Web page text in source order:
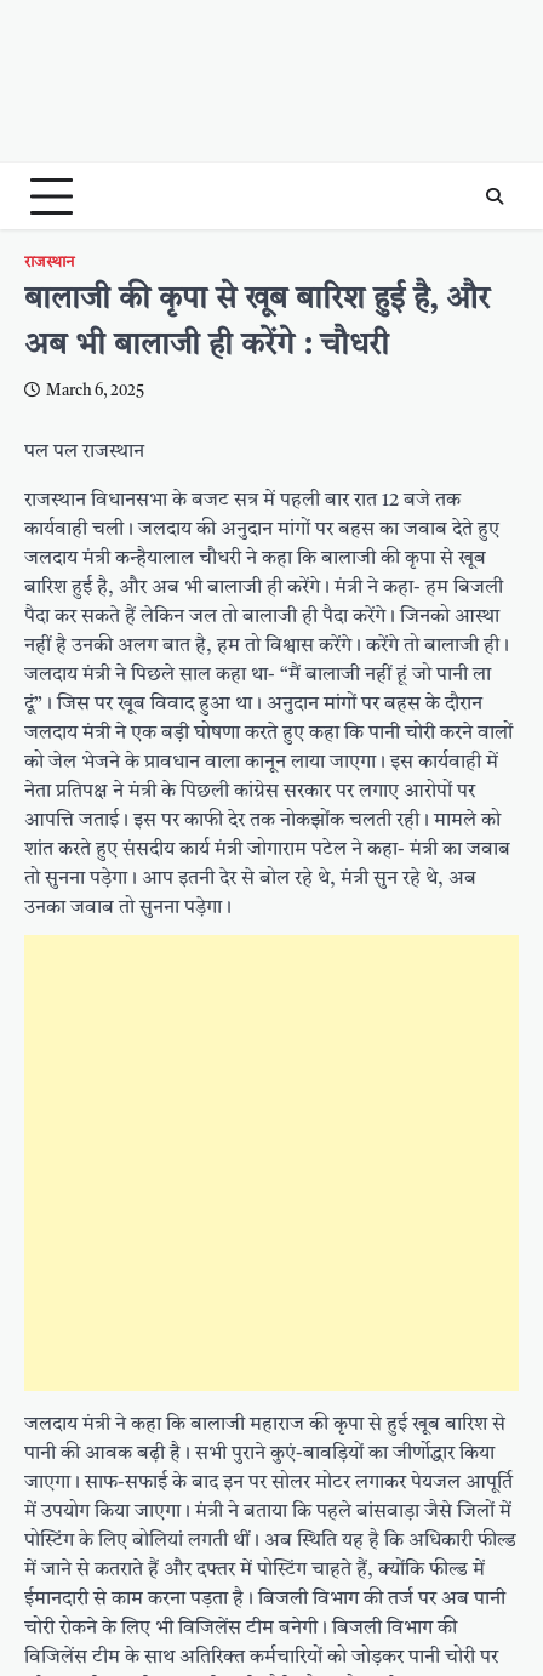
राजस्थान
बालाजी की कृपा से खूब बारिश हुई है, और
अब भी बालाजी ही करेंगे : चौधरी
March 6, 2025
पल पल राजस्थान
राजस्थान विधानसभा के बजट सत्र में पहली बार रात 12 बजे तक
कार्यवाही चली। जलदाय की अनुदान मांगों पर बहस का जवाब देते हुए
जलदाय मंत्री कन्हैयालाल चौधरी ने कहा कि बालाजी की कृपा से खूब
बारिश हुई है, और अब भी बालाजी ही करेंगे। मंत्री ने कहा- हम बिजली
पैदा कर सकते हैं लेकिन जल तो बालाजी ही पैदा करेंगे। जिनको आस्था
नहीं है उनकी अलग बात है, हम तो विश्वास करेंगे। करेंगे तो बालाजी ही।
जलदाय मंत्री ने पिछले साल कहा था- “मैं बालाजी नहीं हूं जो पानी ला
दूं”। जिस पर खूब विवाद हुआ था। अनुदान मांगों पर बहस के दौरान
जलदाय मंत्री ने एक बड़ी घोषणा करते हुए कहा कि पानी चोरी करने वालों
को जेल भेजने के प्रावधान वाला कानून लाया जाएगा। इस कार्यवाही में
नेता प्रतिपक्ष ने मंत्री के पिछली कांग्रेस सरकार पर लगाए आरोपों पर
आपत्ति जताई। इस पर काफी देर तक नोकझोंक चलती रही। मामले को
शांत करते हुए संसदीय कार्य मंत्री जोगाराम पटेल ने कहा- मंत्री का जवाब
तो सुनना पड़ेगा। आप इतनी देर से बोल रहे थे, मंत्री सुन रहे थे, अब
उनका जवाब तो सुनना पड़ेगा।
जलदाय मंत्री ने कहा कि बालाजी महाराज की कृपा से हुई खूब बारिश से
पानी की आवक बढ़ी है। सभी पुराने कुएं-बावड़ियों का जीर्णोद्धार किया
जाएगा। साफ-सफाई के बाद इन पर सोलर मोटर लगाकर पेयजल आपूर्ति
में उपयोग किया जाएगा। मंत्री ने बताया कि पहले बांसवाड़ा जैसे जिलों में
पोस्टिंग के लिए बोलियां लगती थीं। अब स्थिति यह है कि अधिकारी फील्ड
में जाने से कतराते हैं और दफ्तर में पोस्टिंग चाहते हैं, क्योंकि फील्ड में
ईमानदारी से काम करना पड़ता है। बिजली विभाग की तर्ज पर अब पानी
चोरी रोकने के लिए भी विजिलेंस टीम बनेगी। बिजली विभाग की
विजिलेंस टीम के साथ अतिरिक्त कर्मचारियों को जोड़कर पानी चोरी पर